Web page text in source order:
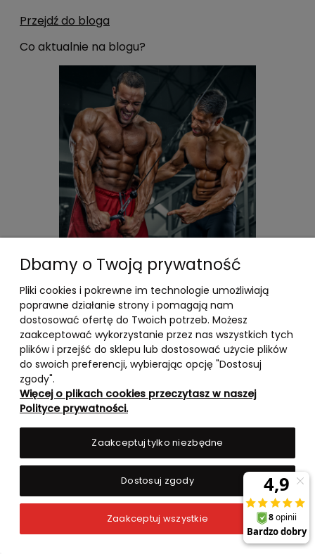
Przejdź do bloga
Co aktualnie na blogu?
10-03-2026
-
RANKING TOP 5 – BOOSTERY
TESTOSTERONU 2026
czytaj całość »
Dbamy o Twoją prywatność
Pliki cookies i pokrewne im technologie umożliwiają
poprawne działanie strony i pomagają nam
dostosować ofertę do Twoich potrzeb. Możesz
zaakceptować wykorzystanie przez nas wszystkich tych
plików i przejść do sklepu lub dostosować użycie plików
do swoich preferencji, wybierając opcję "Dostosuj
zgody".
Więcej o plikach cookies przeczytasz w naszej
Polityce prywatności.
Zaakceptuj tylko niezbędne
Dostosuj zgody
Zaakceptuj wszystkie